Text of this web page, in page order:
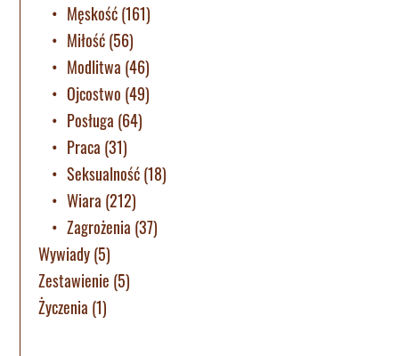
Męskość(161)
Miłość(56)
Modlitwa (46)
Ojcostwo (49)
Posługa (64)
Praca (31)
Seksualność(18)
Wiara (212)
Zagrożenia (37)
Wywiady(5)
Zestawienie (5)
Życzenia (1)